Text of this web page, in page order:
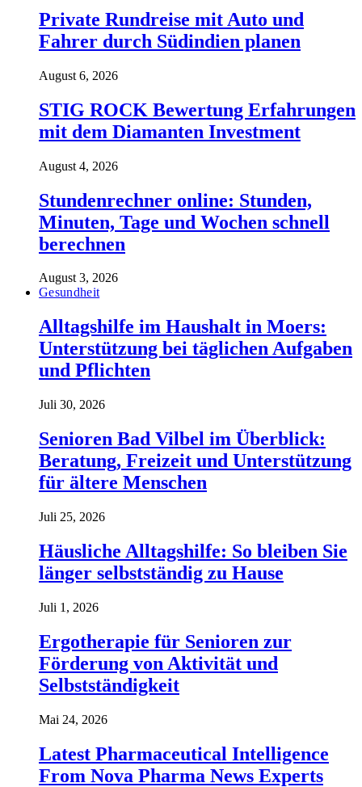
Private Rundreise mit Auto und
Fahrer durch Südindien planen
August 6, 2026
STIG ROCK Bewertung Erfahrungen
mit dem Diamanten Investment
August 4, 2026
Stundenrechner online: Stunden,
Minuten, Tage und Wochen schnell
berechnen
August 3, 2026
Gesundheit
Alltagshilfe im Haushalt in Moers:
Unterstützung bei täglichen Aufgaben
und Pflichten
Juli 30, 2026
Senioren Bad Vilbel im Überblick:
Beratung, Freizeit und Unterstützung
für ältere Menschen
Juli 25, 2026
Häusliche Alltagshilfe: So bleiben Sie
länger selbstständig zu Hause
Juli 1, 2026
Ergotherapie für Senioren zur
Förderung von Aktivität und
Selbstständigkeit
Mai 24, 2026
Latest Pharmaceutical Intelligence
From Nova Pharma News Experts